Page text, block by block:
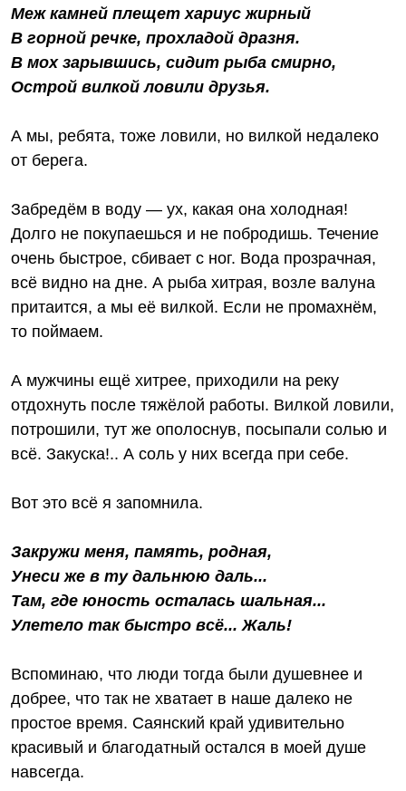
Меж камней плещет хариус жирный
В горной речке, прохладой дразня.
В мох зарывшись, сидит рыба смирно,
Острой вилкой ловили друзья.
А мы, ребята, тоже ловили, но вилкой недалеко
от берега.
Забредём в воду — ух, какая она холодная!
Долго не покупаешься и не побродишь. Течение
очень быстрое, сбивает с ног. Вода прозрачная,
всё видно на дне. А рыба хитрая, возле валуна
притаится, а мы её вилкой. Если не промахнём,
то поймаем.
А мужчины ещё хитрее, приходили на реку
отдохнуть после тяжёлой работы. Вилкой ловили,
потрошили, тут же ополоснув, посыпали солью и
всё. Закуска!.. А соль у них всегда при себе.
Вот это всё я запомнила.
Закружи меня, память, родная,
Унеси же в ту дальнюю даль...
Там, где юность осталась шальная...
Улетело так быстро всё... Жаль!
Вспоминаю, что люди тогда были душевнее и
добрее, что так не хватает в наше далеко не
простое время. Саянский край удивительно
красивый и благодатный остался в моей душе
навсегда.